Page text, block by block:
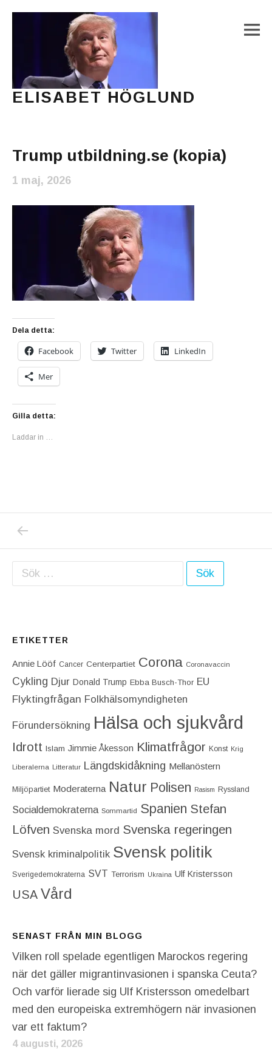
ELISABET HÖGLUND
Trump utbildning.se (kopia)
1 maj, 2026
Dela detta:
Facebook Twitter LinkedIn
Mer
Gilla detta:
Laddar in …
Inläggsnavigering
Sök efter:
ETIKETTER
Annie Lööf Cancer Centerpartiet‎ Corona Coronavaccin
Cykling Djur Donald Trump Ebba Busch-Thor EU
Flyktingfrågan Folkhälsomyndigheten
Förundersökning Hälsa och sjukvård
Idrott Islam Jimmie Åkesson Klimatfrågor Konst Krig
Liberalerna Litteratur Längdskidåkning Mellanöstern
Miljöpartiet Moderaterna Natur Polisen Rasism Ryssland
Socialdemokraterna Sommartid Spanien Stefan
Löfven Svenska mord Svenska regeringen
Svensk kriminalpolitik Svensk politik
Sverigedemokraterna SVT Terrorism Ukraina Ulf Kristersson
USA Vård
SENAST FRÅN MIN BLOGG
Vilken roll spelade egentligen Marockos regering
när det gäller migrantinvasionen i spanska Ceuta?
Och varför lierade sig Ulf Kristersson omedelbart
med den europeiska extremhögern när invasionen
var ett faktum?
4 augusti, 2026